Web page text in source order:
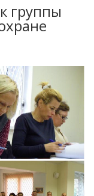
группы